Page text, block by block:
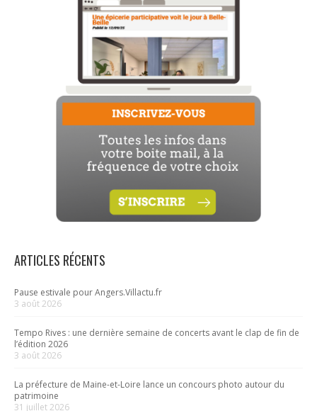
ARTICLES RÉCENTS
Pause estivale pour Angers.Villactu.fr
3 août 2026
Tempo Rives : une dernière semaine de concerts avant le clap de fin de
l’édition 2026
3 août 2026
La préfecture de Maine-et-Loire lance un concours photo autour du
patrimoine
31 juillet 2026